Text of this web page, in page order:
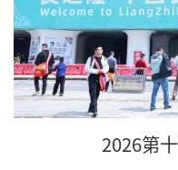
2026第